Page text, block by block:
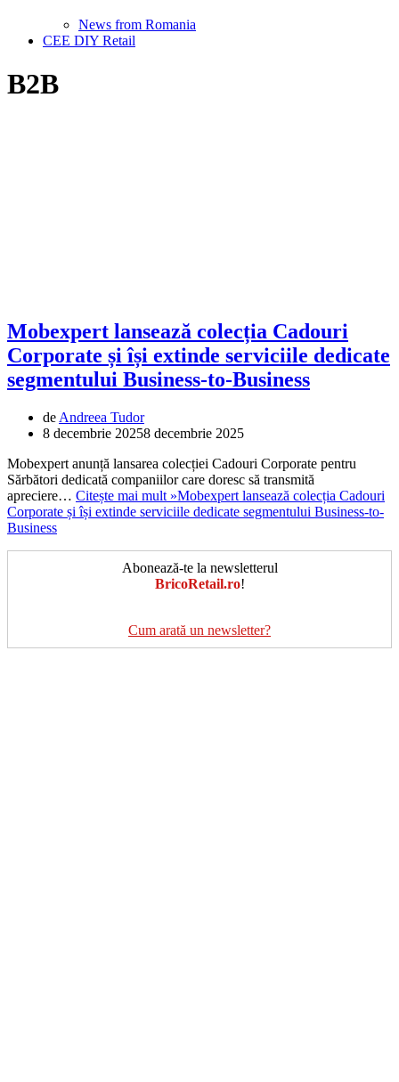
News from Romania
CEE DIY Retail
B2B
Mobexpert lansează colecția Cadouri
Corporate și își extinde serviciile dedicate
segmentului Business-to-Business
de Andreea Tudor
8 decembrie 20258 decembrie 2025
Mobexpert anunță lansarea colecției Cadouri Corporate pentru
Sărbători dedicată companiilor care doresc să transmită
apreciere… Citește mai mult »Mobexpert lansează colecția Cadouri
Corporate și își extinde serviciile dedicate segmentului Business-to-
Business
Abonează-te la newsletterul
BricoRetail.ro!
Cum arată un newsletter?